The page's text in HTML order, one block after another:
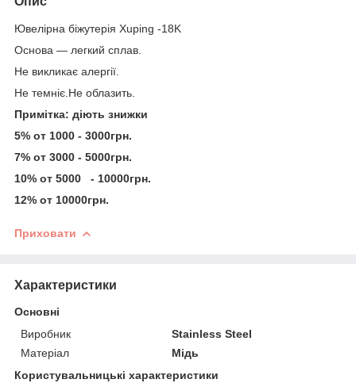
Ювелірна біжутерія Xuping -18K
Основа — легкий сплав.
Не викликає алергії.
Не темніє.Не облазить.
Примітка: діють знижки
5% от 1000 - 3000грн.
7% от 3000 - 5000грн.
10% от 5000 - 10000грн.
12% от 10000грн.
Приховати
Характеристики
Основні
Виробник
Stainless Steel
Матеріал
Мідь
Користувальницькі характеристики